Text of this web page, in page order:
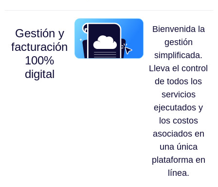
Gestión y
facturación
100%
digital
Bienvenida la
gestión
simplificada.
Lleva el control
de todos los
servicios
ejecutados y
los costos
asociados en
una única
plataforma en
línea.